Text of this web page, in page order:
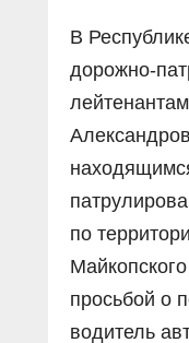
В
дорожно-
по
просьбой о
водитель